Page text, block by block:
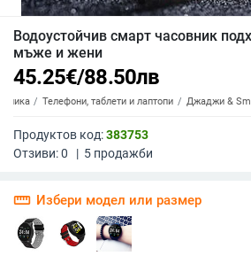
Водоустойчив смарт часовник
мъже и жени
45.25€/88.50лв
Телефони, таблети и лаптопи Джаджи &
Продуктов код:383753
Отзиви:0 | 5 продажби
straighten Избери модел или размер